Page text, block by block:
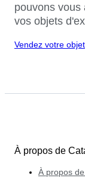
pouvons vous
vos objets
Vendez votre objet
À propos de
À propos